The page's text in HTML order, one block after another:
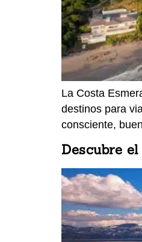
La Costa
destinos para
consciente,
Descubre